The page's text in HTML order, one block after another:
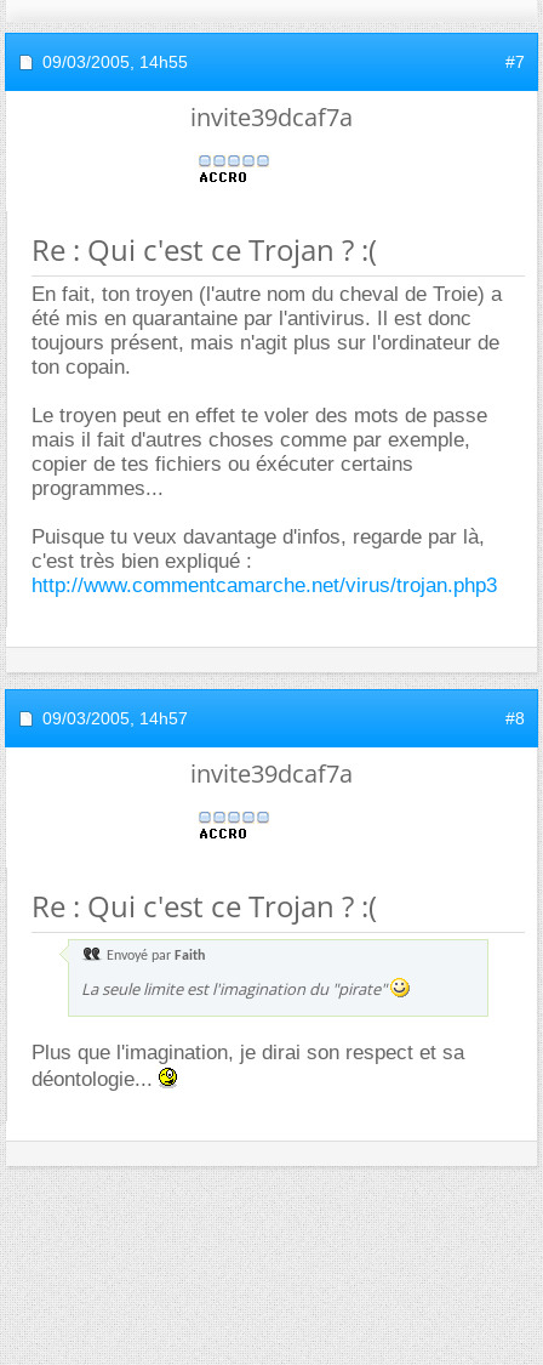
09/03/2005, 14h55 #7
invite39dcaf7a
Re : Qui c'est ce Trojan ? :(
En fait, ton troyen (l'autre nom du cheval de Troie) a
été mis en quarantaine par l'antivirus. Il est donc
toujours présent, mais n'agit plus sur l'ordinateur de
ton copain.
Le troyen peut en effet te voler des mots de passe
mais il fait d'autres choses comme par exemple,
copier de tes fichiers ou éxécuter certains
programmes...
Puisque tu veux davantage d'infos, regarde par là,
c'est très bien expliqué :
http://www.commentcamarche.net/virus/trojan.php3
09/03/2005, 14h57 #8
invite39dcaf7a
Re : Qui c'est ce Trojan ? :(
Envoyé par Faith
La seule limite est l'imagination du "pirate"
Plus que l'imagination, je dirai son respect et sa
déontologie...